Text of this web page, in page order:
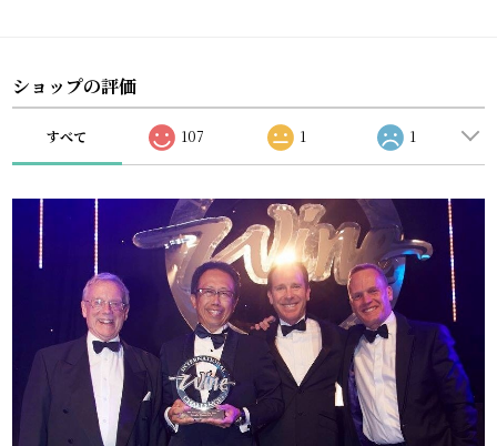
ショップの評価
すべて 107 1 1